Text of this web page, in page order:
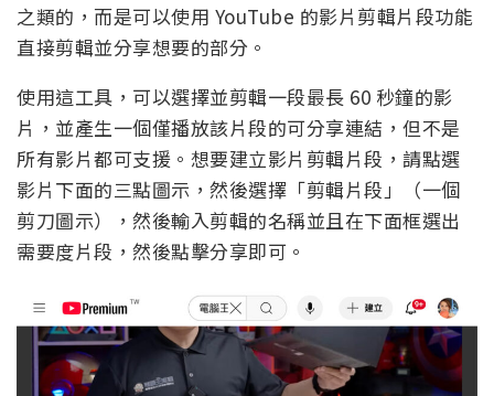
之類的，而是可以使用 YouTube 的影片剪輯片段功能
直接剪輯並分享想要的部分。
使用這工具，可以選擇並剪輯一段最長 60 秒鐘的影
片，並產生一個僅播放該片段的可分享連結，但不是
所有影片都可支援。想要建立影片剪輯片段，請點選
影片下面的三點圖示，然後選擇「剪輯片段」（一個
剪刀圖示），然後輸入剪輯的名稱並且在下面框選出
需要度片段，然後點擊分享即可。